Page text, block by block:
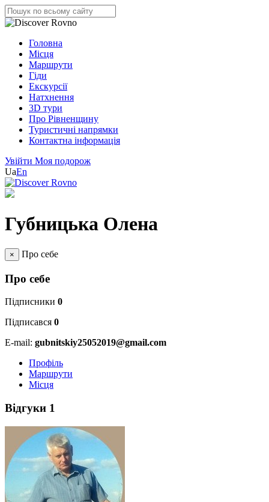
Головна
Місця
Маршрути
Гіди
Екскурсії
Натхнення
3D тури
Про Рівненщину
Туристичні напрямки
Контактна інформація
Увійти Моя подорож
UaEn
Губницька Олена
× Про себе
Про себе
Підписники 0
Підписався 0
E-mail: gubnitskiy25052019@gmail.com
Профіль
Маршрути
Місця
Відгуки 1